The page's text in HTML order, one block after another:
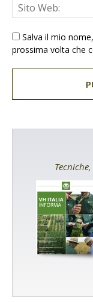
Salva il mio
prossima volta che